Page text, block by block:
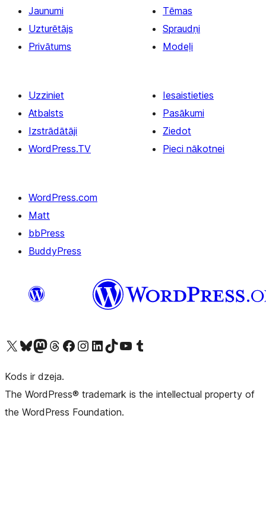
Jaunumi
Uzturētājs
Privātums
Tēmas
Spraudņi
Modeļi
Uzziniet
Atbalsts
Izstrādātāji
WordPress.TV
Iesaistieties
Pasākumi
Ziedot
Pieci nākotnei
WordPress.com
Matt
bbPress
BuddyPress
Apmeklējiet mūsu X (agrāk Twitter) kontu
Apmeklējiet mūsu Bluesky kontu
Apmeklējiet mūsu Mastodon kontu
Apmeklējiet mūsu Threads kontu
Apmeklējiet mūsu Facebook lapuApmeklējiet mūsu Instagram kontu
Apmeklējiet mūsu LinkedIn kontu
Apmeklējiet mūsu TikTok kontu
Apmeklējiet mūsu YouTube kanālu
Apmeklējiet mūsu Tumblr kontu
Kods ir dzeja.
The WordPress® trademark is the intellectual property of
the WordPress Foundation.